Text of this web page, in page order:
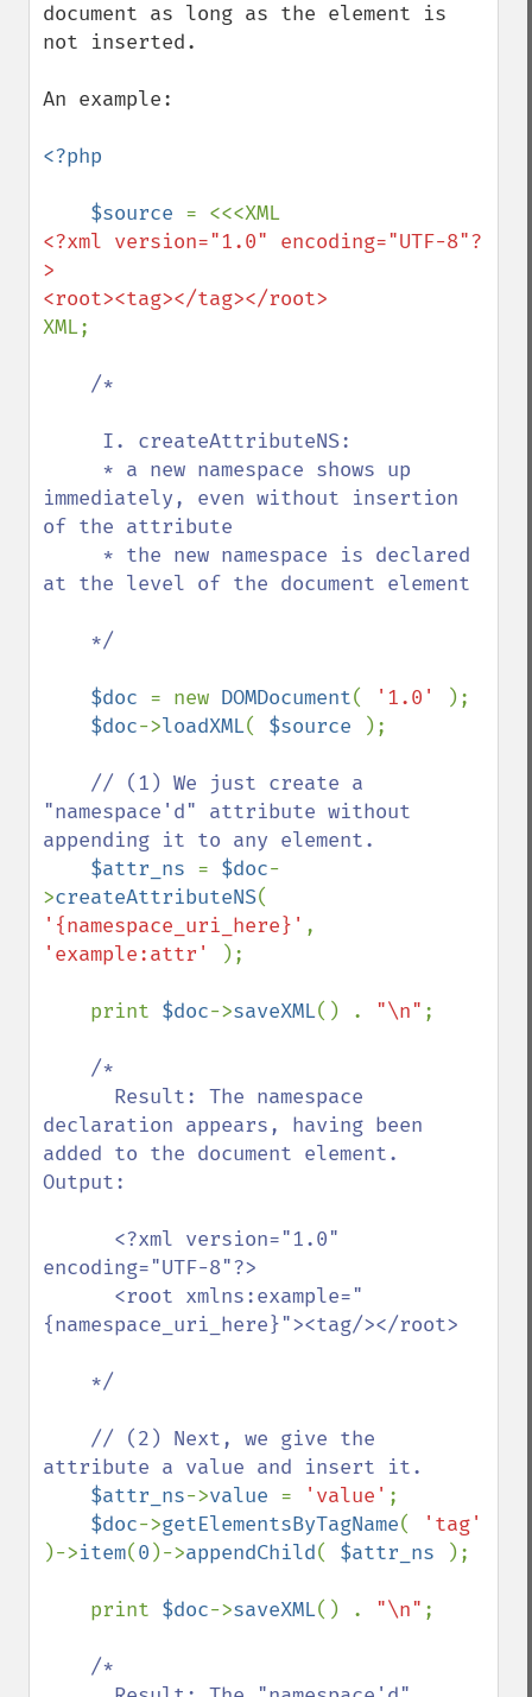
document as long as the element is
not inserted.
An example:
<?php
    $source
<?xml version="1.0" encoding="UTF-8"?
>
XML;
/*
immediately, even without insertion
of the attribute
at the level of the document element
$doc = new DOMDocument( '1.0'
);
$doc->loadXML( $source );
// (1) We just create a
"namespace'd" attribute without
appending it to any element.
$attr_ns = $doc-
>createAttributeNS
'{namespace_uri_here}'
'example:attr'
);
    print
$doc->saveXML() . "\n" ;
/*
declaration appears, having been
added to the document element.
Output:
encoding="UTF-8"?>
{namespace_uri_here}"><tag/></root>
attribute a value and insert it.
$attr_ns->value = 'value' ;
$doc->getElementsByTagName(
)->item(0 )->appendChild( $attr_ns );
    print
$doc->saveXML() . "\n" ;
/*